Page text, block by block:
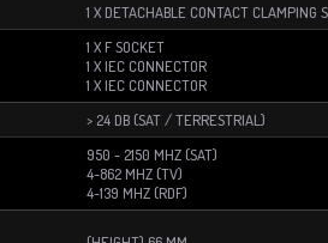
1 X DETACHABLE CONTACT CLAMPING
1 X F SOCKET
1 X IEC CONNECTOR
1 X IEC CONNECTOR
> 24 DB (SAT / TERRESTRIAL)
950 - 2150 MHZ (SAT)
4-862 MHZ (TV)
4-139 MHZ (RDF)